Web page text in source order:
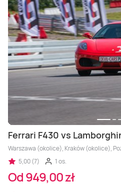
Ferrari F430 vs
Warszawa (okolice), Kraków (okolice),
5,00 (7)
1 os.
Od 949,00 zł